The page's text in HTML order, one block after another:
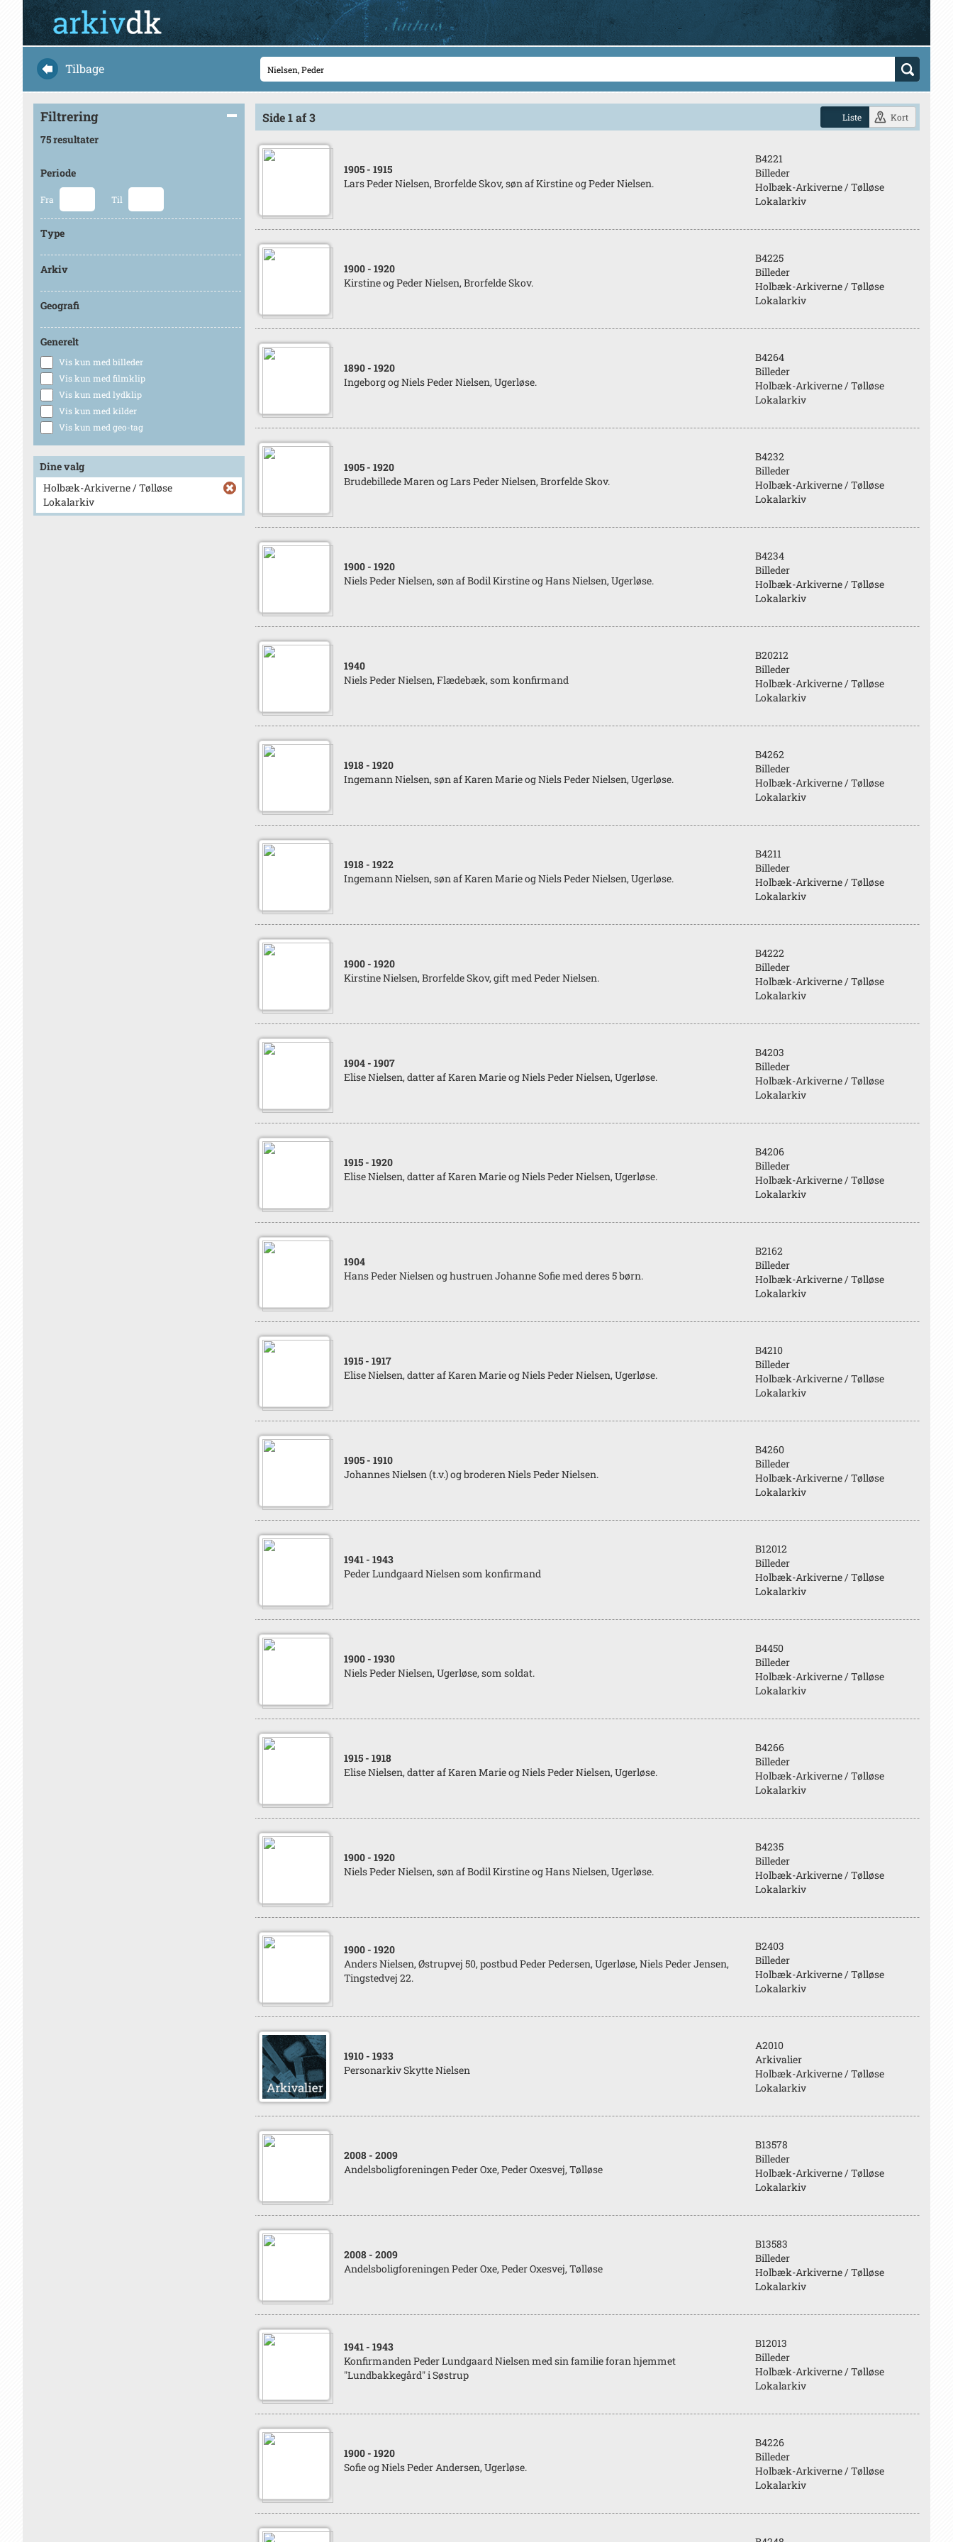
Tilbage
Filtrering
75 resultater
Periode
Fra Til
Type
Arkiv
Geografi
Generelt
Vis kun med billeder
Vis kun med filmklip
Vis kun med lydklip
Vis kun med kilder
Vis kun med geo-tag
Dine valg
Holbæk-Arkiverne / Tølløse
Lokalarkiv
Side 1 af 3 Liste Kort
1905 - 1915
Lars Peder Nielsen, Brorfelde Skov, søn af Kirstine og Peder Nielsen.
B4221
Billeder
Holbæk-Arkiverne / Tølløse
Lokalarkiv
1900 - 1920
Kirstine og Peder Nielsen, Brorfelde Skov.
B4225
Billeder
Holbæk-Arkiverne / Tølløse
Lokalarkiv
1890 - 1920
Ingeborg og Niels Peder Nielsen, Ugerløse.
B4264
Billeder
Holbæk-Arkiverne / Tølløse
Lokalarkiv
1905 - 1920
Brudebillede Maren og Lars Peder Nielsen, Brorfelde Skov.
B4232
Billeder
Holbæk-Arkiverne / Tølløse
Lokalarkiv
1900 - 1920
Niels Peder Nielsen, søn af Bodil Kirstine og Hans Nielsen, Ugerløse.
B4234
Billeder
Holbæk-Arkiverne / Tølløse
Lokalarkiv
1940
Niels Peder Nielsen, Flædebæk, som konfirmand
B20212
Billeder
Holbæk-Arkiverne / Tølløse
Lokalarkiv
1918 - 1920
Ingemann Nielsen, søn af Karen Marie og Niels Peder Nielsen, Ugerløse.
B4262
Billeder
Holbæk-Arkiverne / Tølløse
Lokalarkiv
1918 - 1922
Ingemann Nielsen, søn af Karen Marie og Niels Peder Nielsen, Ugerløse.
B4211
Billeder
Holbæk-Arkiverne / Tølløse
Lokalarkiv
1900 - 1920
Kirstine Nielsen, Brorfelde Skov, gift med Peder Nielsen.
B4222
Billeder
Holbæk-Arkiverne / Tølløse
Lokalarkiv
1904 - 1907
Elise Nielsen, datter af Karen Marie og Niels Peder Nielsen, Ugerløse.
B4203
Billeder
Holbæk-Arkiverne / Tølløse
Lokalarkiv
1915 - 1920
Elise Nielsen, datter af Karen Marie og Niels Peder Nielsen, Ugerløse.
B4206
Billeder
Holbæk-Arkiverne / Tølløse
Lokalarkiv
1904
Hans Peder Nielsen og hustruen Johanne Sofie med deres 5 børn.
B2162
Billeder
Holbæk-Arkiverne / Tølløse
Lokalarkiv
1915 - 1917
Elise Nielsen, datter af Karen Marie og Niels Peder Nielsen, Ugerløse.
B4210
Billeder
Holbæk-Arkiverne / Tølløse
Lokalarkiv
1905 - 1910
Johannes Nielsen (t.v.) og broderen Niels Peder Nielsen.
B4260
Billeder
Holbæk-Arkiverne / Tølløse
Lokalarkiv
1941 - 1943
Peder Lundgaard Nielsen som konfirmand
B12012
Billeder
Holbæk-Arkiverne / Tølløse
Lokalarkiv
1900 - 1930
Niels Peder Nielsen, Ugerløse, som soldat.
B4450
Billeder
Holbæk-Arkiverne / Tølløse
Lokalarkiv
1915 - 1918
Elise Nielsen, datter af Karen Marie og Niels Peder Nielsen, Ugerløse.
B4266
Billeder
Holbæk-Arkiverne / Tølløse
Lokalarkiv
1900 - 1920
Niels Peder Nielsen, søn af Bodil Kirstine og Hans Nielsen, Ugerløse.
B4235
Billeder
Holbæk-Arkiverne / Tølløse
Lokalarkiv
1900 - 1920
Anders Nielsen, Østrupvej 50, postbud Peder Pedersen, Ugerløse, Niels Peder Jensen,
Tingstedvej 22.
B2403
Billeder
Holbæk-Arkiverne / Tølløse
Lokalarkiv
1910 - 1933
Personarkiv Skytte Nielsen
A2010
Arkivalier
Holbæk-Arkiverne / Tølløse
Lokalarkiv
2008 - 2009
Andelsboligforeningen Peder Oxe, Peder Oxesvej, Tølløse
B13578
Billeder
Holbæk-Arkiverne / Tølløse
Lokalarkiv
2008 - 2009
Andelsboligforeningen Peder Oxe, Peder Oxesvej, Tølløse
B13583
Billeder
Holbæk-Arkiverne / Tølløse
Lokalarkiv
1941 - 1943
Konfirmanden Peder Lundgaard Nielsen med sin familie foran hjemmet
"Lundbakkegård" i Søstrup
B12013
Billeder
Holbæk-Arkiverne / Tølløse
Lokalarkiv
1900 - 1920
Sofie og Niels Peder Andersen, Ugerløse.
B4226
Billeder
Holbæk-Arkiverne / Tølløse
Lokalarkiv